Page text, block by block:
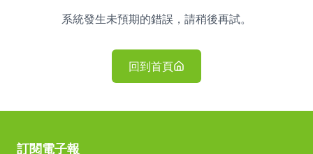
系統發生未預期的錯誤，請稍後再試。
回到首頁
訂閱電子報